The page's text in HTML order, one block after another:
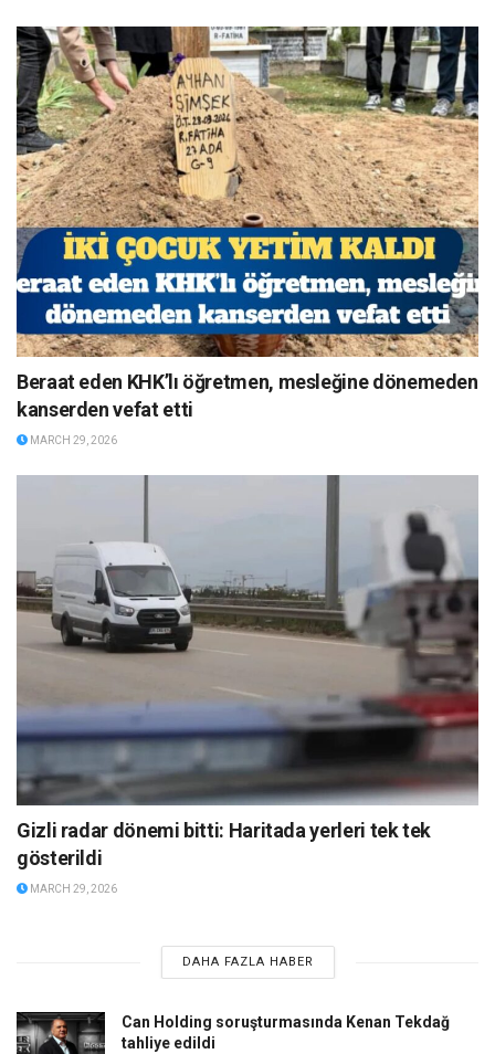
Beraat eden KHK’lı öğretmen, mesleğine dönemeden
kanserden vefat etti
MARCH 29, 2026
Gizli radar dönemi bitti: Haritada yerleri tek tek
gösterildi
MARCH 29, 2026
DAHA FAZLA HABER
Can Holding soruşturmasında Kenan Tekdağ
tahliye edildi